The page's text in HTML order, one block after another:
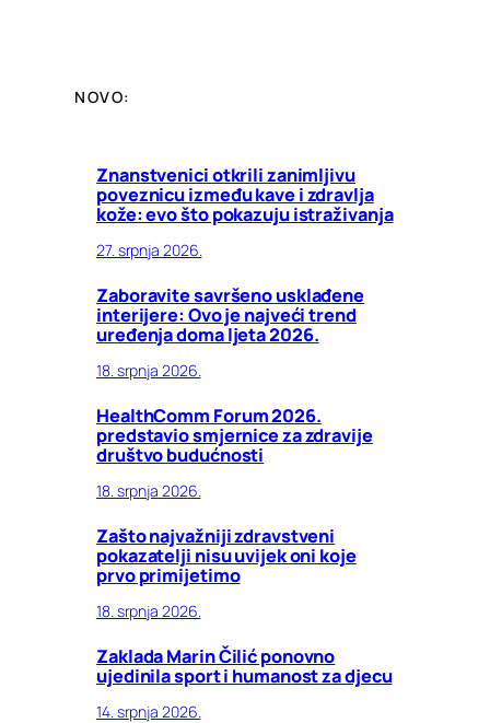
NOVO:
Znanstvenici otkrili zanimljivu
poveznicu između kave i zdravlja
kože: evo što pokazuju istraživanja
27. srpnja 2026.
Zaboravite savršeno usklađene
interijere: Ovo je najveći trend
uređenja doma ljeta 2026.
18. srpnja 2026.
HealthComm Forum 2026.
predstavio smjernice za zdravije
društvo budućnosti
18. srpnja 2026.
Zašto najvažniji zdravstveni
pokazatelji nisu uvijek oni koje
prvo primijetimo
18. srpnja 2026.
Zaklada Marin Čilić ponovno
ujedinila sport i humanost za djecu
14. srpnja 2026.